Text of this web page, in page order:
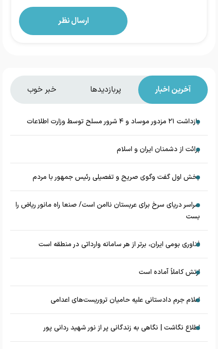
آخرین اخبار پربازدیدها خبر خوب
بازداشت ۲۱ مزدور موساد و ۴ شرور مسلح توسط وزارت اطلاعات
برائت از دشمنان ایران و اسلام
بخش اول گفت وگوی صریح و تفصیلی رئیس جمهور با مردم
سراسر دریای سرخ برای عربستان ناامن است/ صنعا راه مانور ریاض را
بست
فناوری بومی ایران، برتر از هر سامانه وارداتی در منطقه است
ارتش کاملاً آماده است
اعلام جرم دادستانی علیه حامیان تروریست‌های اعدامی
اطلاع نگاشت | نگاهی به زندگانی پر از نور شهید ردانی پور